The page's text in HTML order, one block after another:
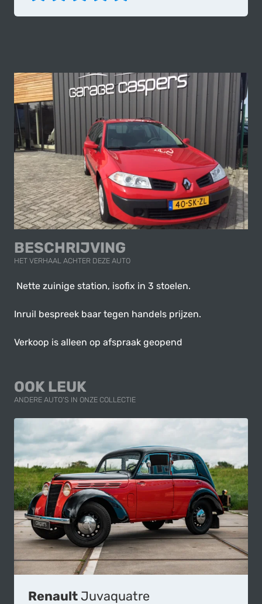
BESCHRIJVING
HET VERHAAL ACHTER DEZE AUTO
Nette zuinige station, isofix in 3 stoelen.
Inruil bespreek baar tegen handels prijzen.
Verkoop is alleen op afspraak geopend
OOK LEUK
ANDERE AUTO'S IN ONZE COLLECTIE
Renault Juvaquatre